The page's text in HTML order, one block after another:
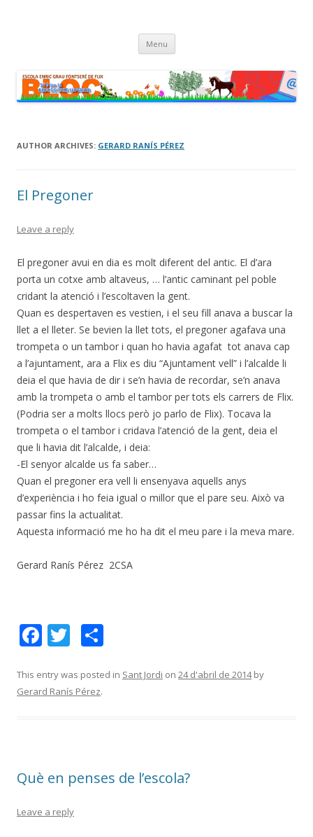
de Flix
Menu Skip
content
AUTHOR ARCHIVES: GERARD RANÍS PÉREZ
El Pregoner
Leave a reply
El pregoner avui en dia es molt diferent del antic. El d’ara
porta un cotxe amb altaveus, … l’antic caminant pel poble
cridant la atenció i l’escoltaven la gent.
Quan es despertaven es vestien, i el seu fill anava a buscar la
llet a el lleter. Se bevien la llet tots, el pregoner agafava una
trompeta o un tambor i quan ho havia agafat tot anava cap
a l’ajuntament, ara a Flix es diu “Ajuntament vell” i l’alcalde li
deia el que havia de dir i se’n havia de recordar, se’n anava
amb la trompeta o amb el tambor per tots els carrers de Flix.
(Podria ser a molts llocs però jo parlo de Flix). Tocava la
trompeta o el tambor i cridava l’atenció de la gent, deia el
que li havia dit l’alcalde, i deia:
-El senyor alcalde us fa saber…
Quan el pregoner era vell li ensenyava aquells anys
d’experiència i ho feia igual o millor que el pare seu. Això va
passar fins la actualitat.
Aquesta informació me ho ha dit el meu pare i la meva mare.
Gerard Ranís Pérez 2CSA
F
e
b
k
T
itt
er
m
ix
This entry was posted in Sant Jordi on 24 d'abril de 2014by
Gerard Ranís Pérez.
Què en penses de l’escola?
Leave a reply